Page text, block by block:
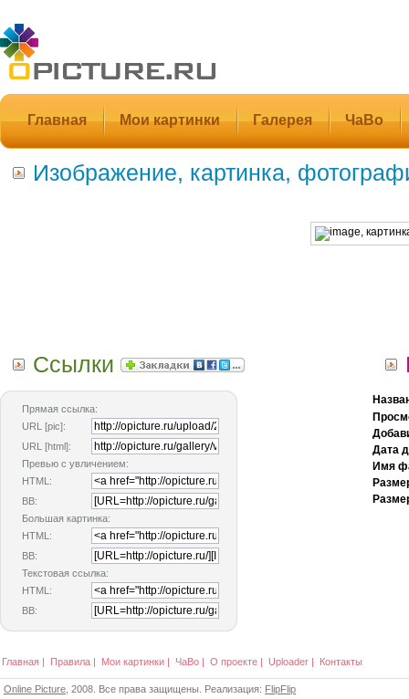
Главная Мои картинки Галерея ЧаВо
Изображение, картинка,
Ссылки
Прямая ссылка:
URL [pic]:
URL [html]:
Превью с увличением:
HTML:
BB:
Большая картинка:
HTML:
BB:
Текстовая ссылка:
HTML:
BB:
Дата
Имя
Главная | Правила | Мои картинки | ЧаВо | О проекте | Uploader | Контакты
Online Picture , 2008. Все права защищены. Реализация: FlipFlip